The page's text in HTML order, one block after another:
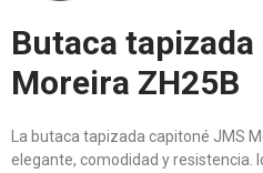
Butaca
Moreira ZH25B
La butaca tapizada capitoné JMS
elegante, comodidad y resistencia.